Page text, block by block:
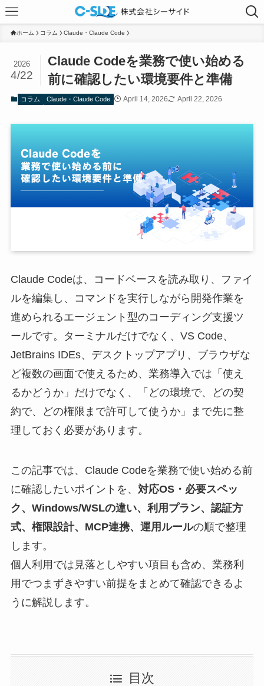
ホーム コラム Claude・Claude Code
Claude Codeを業務で使い始める
前に確認したい環境要件と準備
2026
4/22
コラム Claude・Claude Code April 14, 2026 April 22, 2026
Claude Codeは、コードベースを読み取り、ファイ
ルを編集し、コマンドを実行しながら開発作業を
進められるエージェント型のコーディング支援ツ
ールです。ターミナルだけでなく、VS Code、
JetBrains IDEs、デスクトップアプリ、ブラウザな
ど複数の画面で使えるため、業務導入では「使え
るかどうか」だけでなく、「どの環境で、どの契
約で、どの権限まで許可して使うか」まで先に整
理しておく必要があります。
この記事では、Claude Codeを業務で使い始める前
に確認したいポイントを、 対応OS・必要スペッ
ク、Windows/WSLの違い、利用プラン、認証方
式、権限設計、MCP連携、運用ルールの順で整理
します。
個人利用では見落としやすい項目も含め、業務利
用でつまずきやすい前提をまとめて確認できるよ
うに解説します。
目次